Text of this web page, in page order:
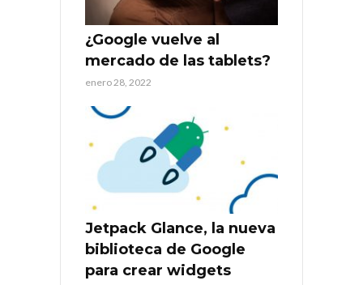
¿Google vuelve al
mercado de las tablets?
enero 28, 2022
Jetpack Glance, la nueva
biblioteca de Google
para crear widgets